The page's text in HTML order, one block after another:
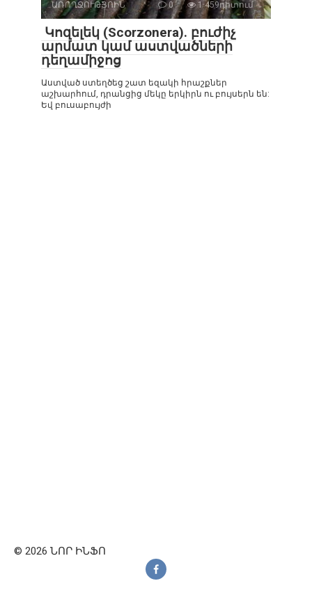
ԱՌՈՂՋՈՒԹՅՈԻՆ 0 1 459դիտում
Կոզելեկ (Scorzonera). բուժիչ
արմատ կամ աստվածների
դեղամիջոց
Աստված ստեղծեց շատ եզակի հրաշքներ
աշխարհում, դրանցից մեկը երկիրն ու բույսերն են:
Եվ բուսաբույժի
© 2026 ՆՈՐ ԻՆՖՈ